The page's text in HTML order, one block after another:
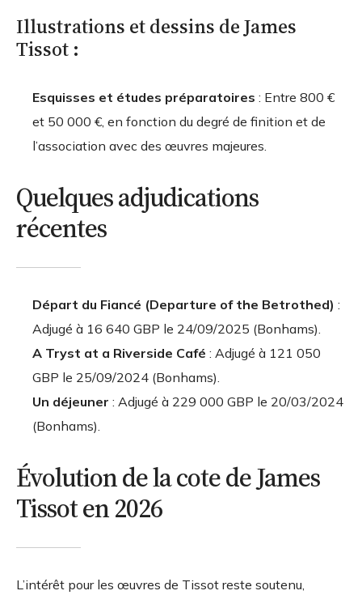
Illustrations et dessins de James
Tissot :
Esquisses et études préparatoires : Entre 800 €
et 50 000 €, en fonction du degré de finition et de
l’association avec des œuvres majeures.
Quelques adjudications
récentes
Départ du Fiancé (Departure of the Betrothed) :
Adjugé à 16 640 GBP le 24/09/2025 (Bonhams).
A Tryst at a Riverside Café : Adjugé à 121 050
GBP le 25/09/2024 (Bonhams).
Un déjeuner : Adjugé à 229 000 GBP le 20/03/2024
(Bonhams).
Évolution de la cote de James
Tissot en 2026
L’intérêt pour les œuvres de Tissot reste soutenu,